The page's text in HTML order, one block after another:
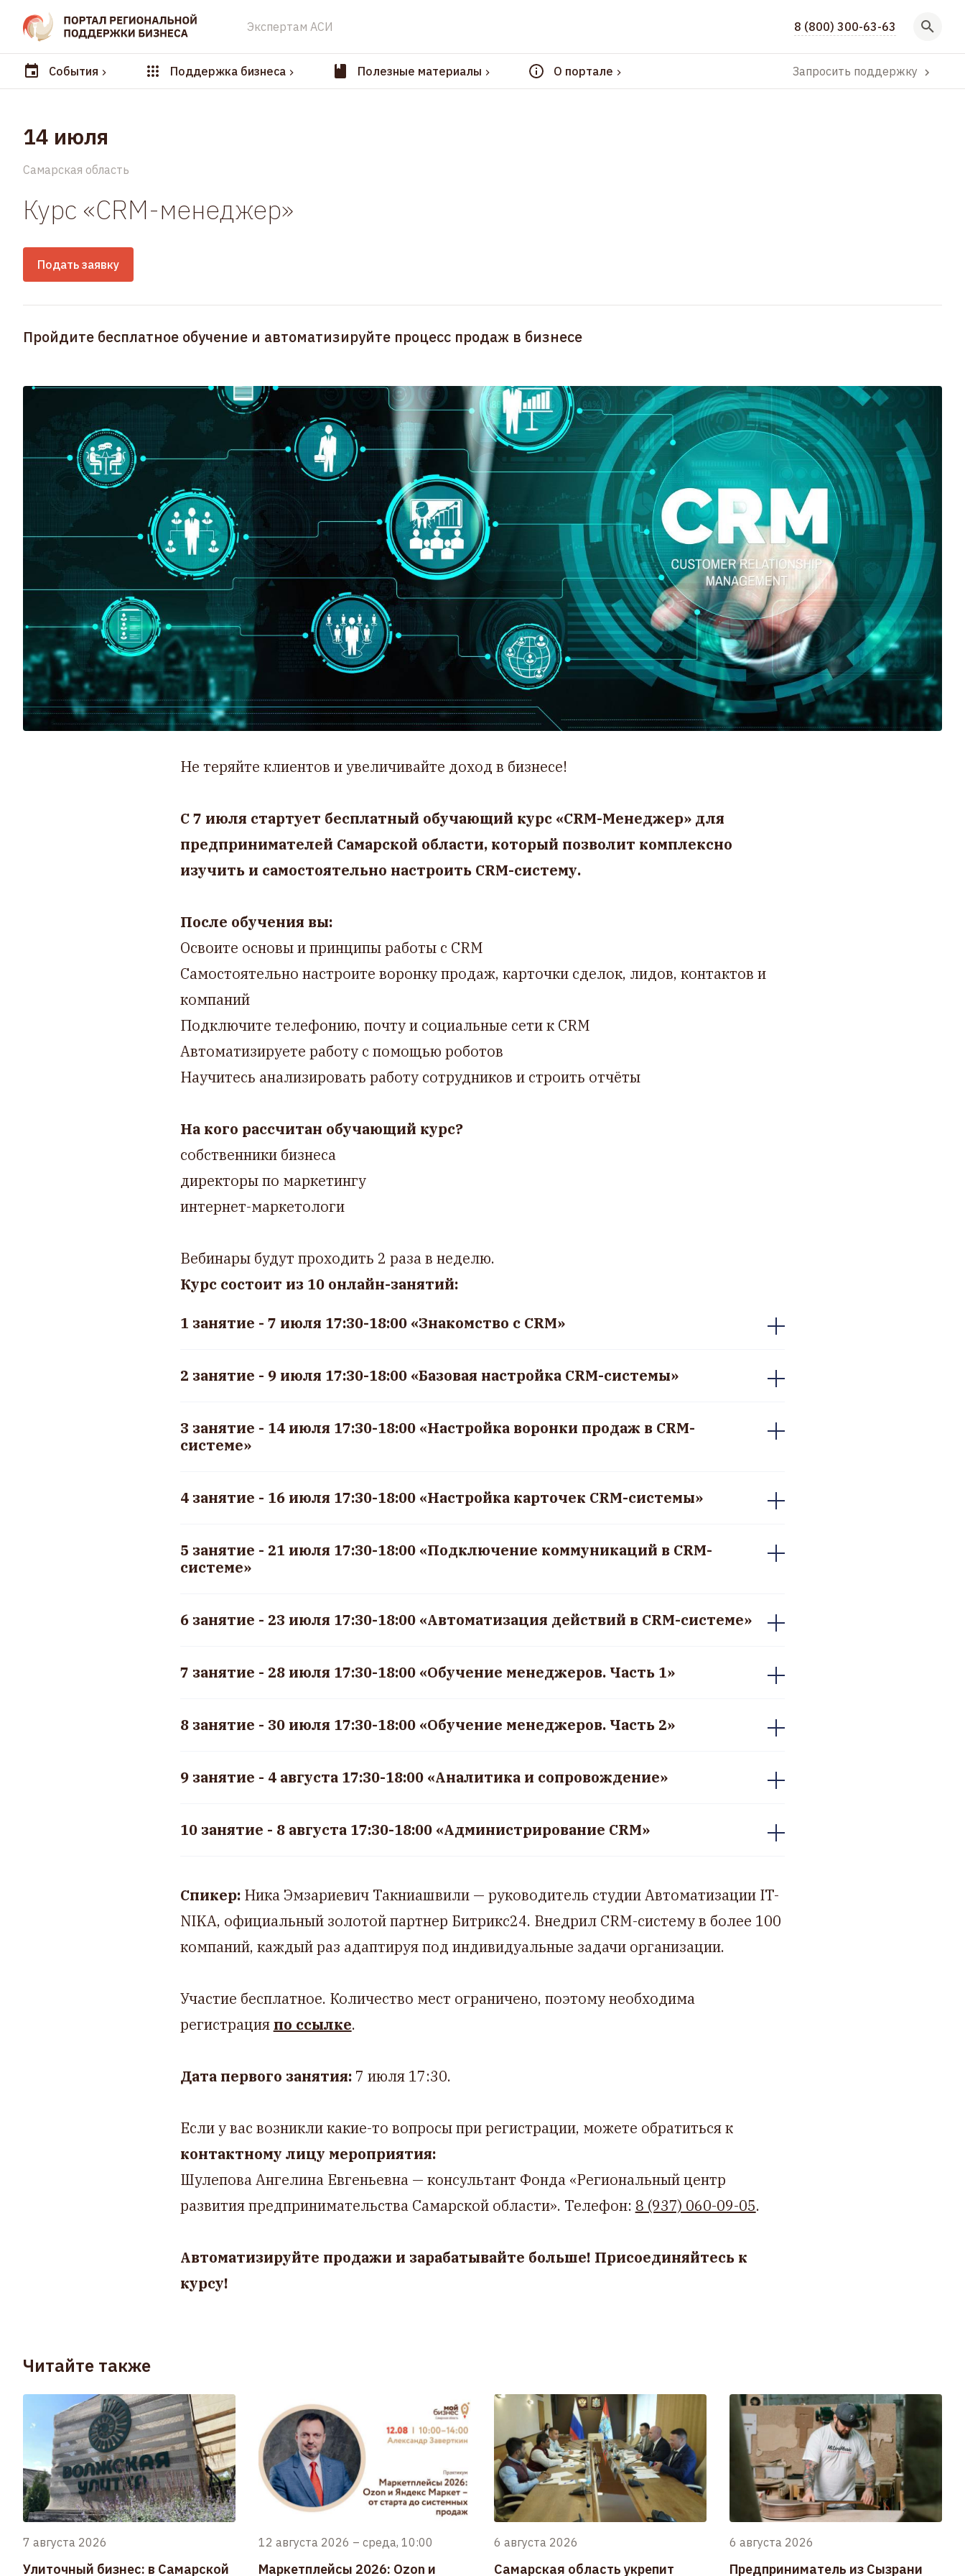
Экспертам АСИ 8 (800) 300-63-63
События Поддержка бизнеса Полезные материалы О портале Запросить поддержку
14 июля
Самарская область
Курс «CRM-менеджер»
Подать заявку
Пройдите бесплатное обучение и автоматизируйте процесс продаж в бизнесе
Не теряйте клиентов и увеличивайте доход в бизнесе!
С 7 июля стартует бесплатный обучающий курс «CRM-Менеджер» для
предпринимателей Самарской области, который позволит комплексно
изучить и самостоятельно настроить CRM-систему.
После обучения вы:
Освоите основы и принципы работы с CRM
Самостоятельно настроите воронку продаж, карточки сделок, лидов, контактов и
компаний
Подключите телефонию, почту и социальные сети к CRM
Автоматизируете работу с помощью роботов
Научитесь анализировать работу сотрудников и строить отчёты
На кого рассчитан обучающий курс?
собственники бизнеса
директоры по маркетингу
интернет-маркетологи
Вебинары будут проходить 2 раза в неделю.
Курс состоит из 10 онлайн-занятий:
1 занятие - 7 июля 17:30-18:00 «Знакомство с CRM»
2 занятие - 9 июля 17:30-18:00 «Базовая настройка CRM-системы»
3 занятие - 14 июля 17:30-18:00 «Настройка воронки продаж в CRM-
системе»
4 занятие - 16 июля 17:30-18:00 «Настройка карточек CRM-системы»
5 занятие - 21 июля 17:30-18:00 «Подключение коммуникаций в CRM-
системе»
6 занятие - 23 июля 17:30-18:00 «Автоматизация действий в CRM-системе»
7 занятие - 28 июля 17:30-18:00 «Обучение менеджеров. Часть 1»
8 занятие - 30 июля 17:30-18:00 «Обучение менеджеров. Часть 2»
9 занятие - 4 августа 17:30-18:00 «Аналитика и сопровождение»
10 занятие - 8 августа 17:30-18:00 «Администрирование CRM»
Спикер: Ника Эмзариевич Такниашвили — руководитель студии Автоматизации IT-
NIKA, официальный золотой партнер Битрикс24. Внедрил CRM-систему в более 100
компаний, каждый раз адаптируя под индивидуальные задачи организации.
Участие бесплатное. Количество мест ограничено, поэтому необходима
регистрация по ссылке.
Дата первого занятия: 7 июля 17:30.
Если у вас возникли какие-то вопросы при регистрации, можете обратиться к
контактному лицу мероприятия:
Шулепова Ангелина Евгеньевна — консультант Фонда «Региональный центр
развития предпринимательства Самарской области». Телефон: 8 (937) 060-09-05.
Автоматизируйте продажи и зарабатывайте больше! Присоединяйтесь к
курсу!
Читайте также
7 августа 2026
Улиточный бизнес: в Самарской
12 августа 2026 – среда, 10:00
Маркетплейсы 2026: Ozon и
6 августа 2026
Самарская область укрепит
6 августа 2026
Предприниматель из Сызрани